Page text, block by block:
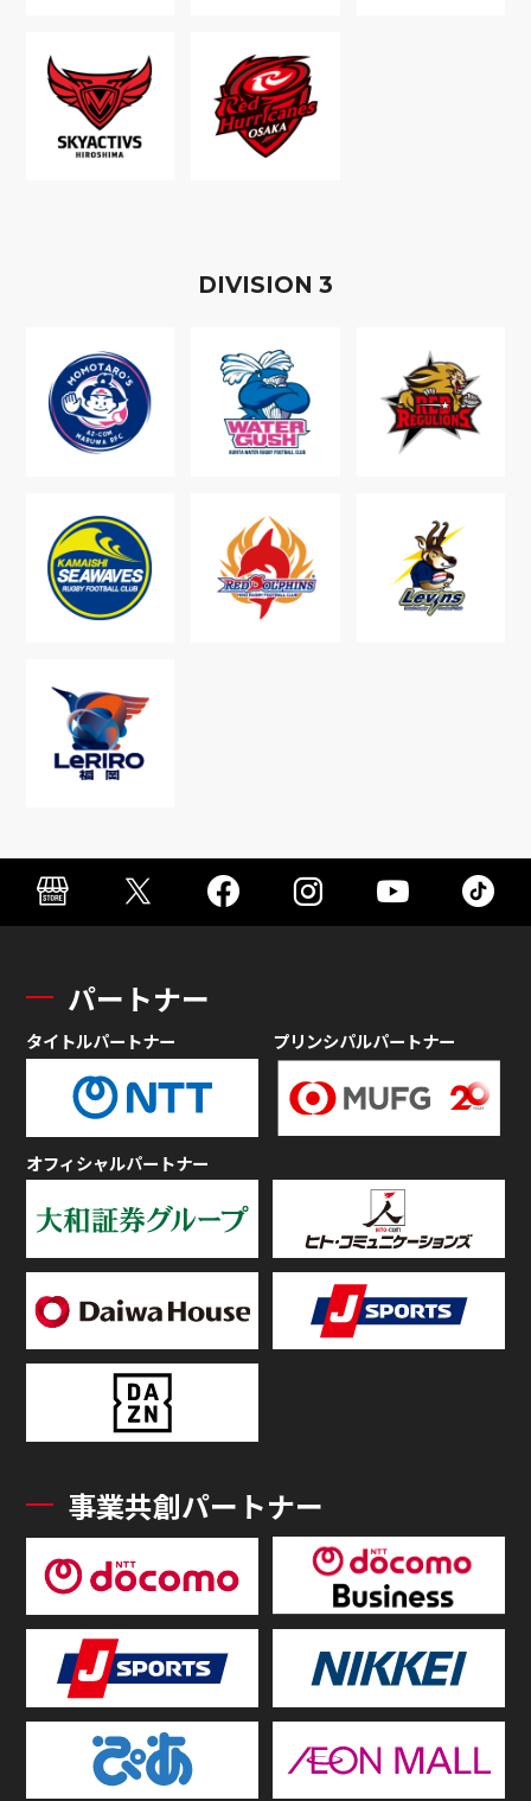
DIVISION 3
パートナー
タイトルパートナー プリンシパルパートナー
オフィシャルパートナー
事業共創パートナー